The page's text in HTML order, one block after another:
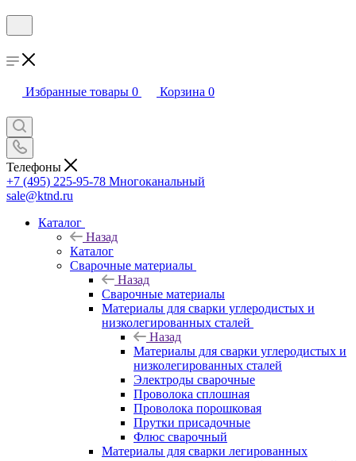
Избранные товары 0 Корзина 0
Телефоны
+7 (495) 225-95-78 Многоканальный
sale@ktnd.ru
Каталог
Назад
Каталог
Сварочные материалы
Назад
Сварочные материалы
Материалы для сварки углеродистых и
низколегированных сталей
Назад
Материалы для сварки углеродистых и
низколегированных сталей
Электроды сварочные
Проволока сплошная
Проволока порошковая
Прутки присадочные
Флюс сварочный
Материалы для сварки легированных